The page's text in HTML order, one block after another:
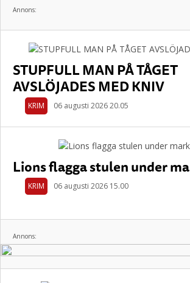
Annons:
STUPFULL MAN PÅ TÅGET
AVSLÖJADES MED KNIV
KRIM 06 augusti 2026 20.05
Lions flagga stulen under
KRIM 06 augusti 2026 15.00
Annons: